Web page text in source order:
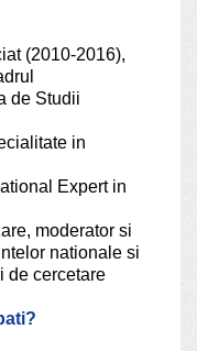
(2010-2016),
de Studii
in
Expert in
moderator si
nationale si
de cercetare